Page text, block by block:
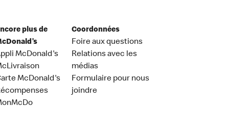
plus de
McDonald's
McDonald's
Coordonnées
Foire aux questions
Relations avec les
médias
Formulaire pour nous
joindre